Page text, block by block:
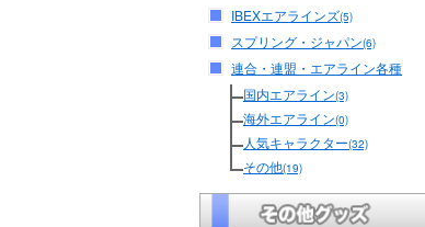
IBEXエアラインズ(5)
スプリング・ジャパン(6)
連合・連盟・エアライン各種
国内エアライン(3)
海外エアライン(0)
人気キャラクター(32)
その他(19)